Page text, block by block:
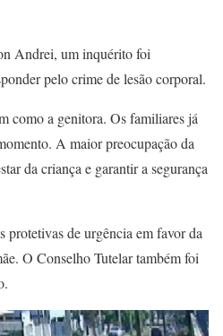
Andrei, um inquérito foi
pelo crime de lesão corporal.
como a genitora. Os familiares já
A maior preocupação da
da criança e garantir a segurança
de urgência em favor da
O Conselho Tutelar também foi